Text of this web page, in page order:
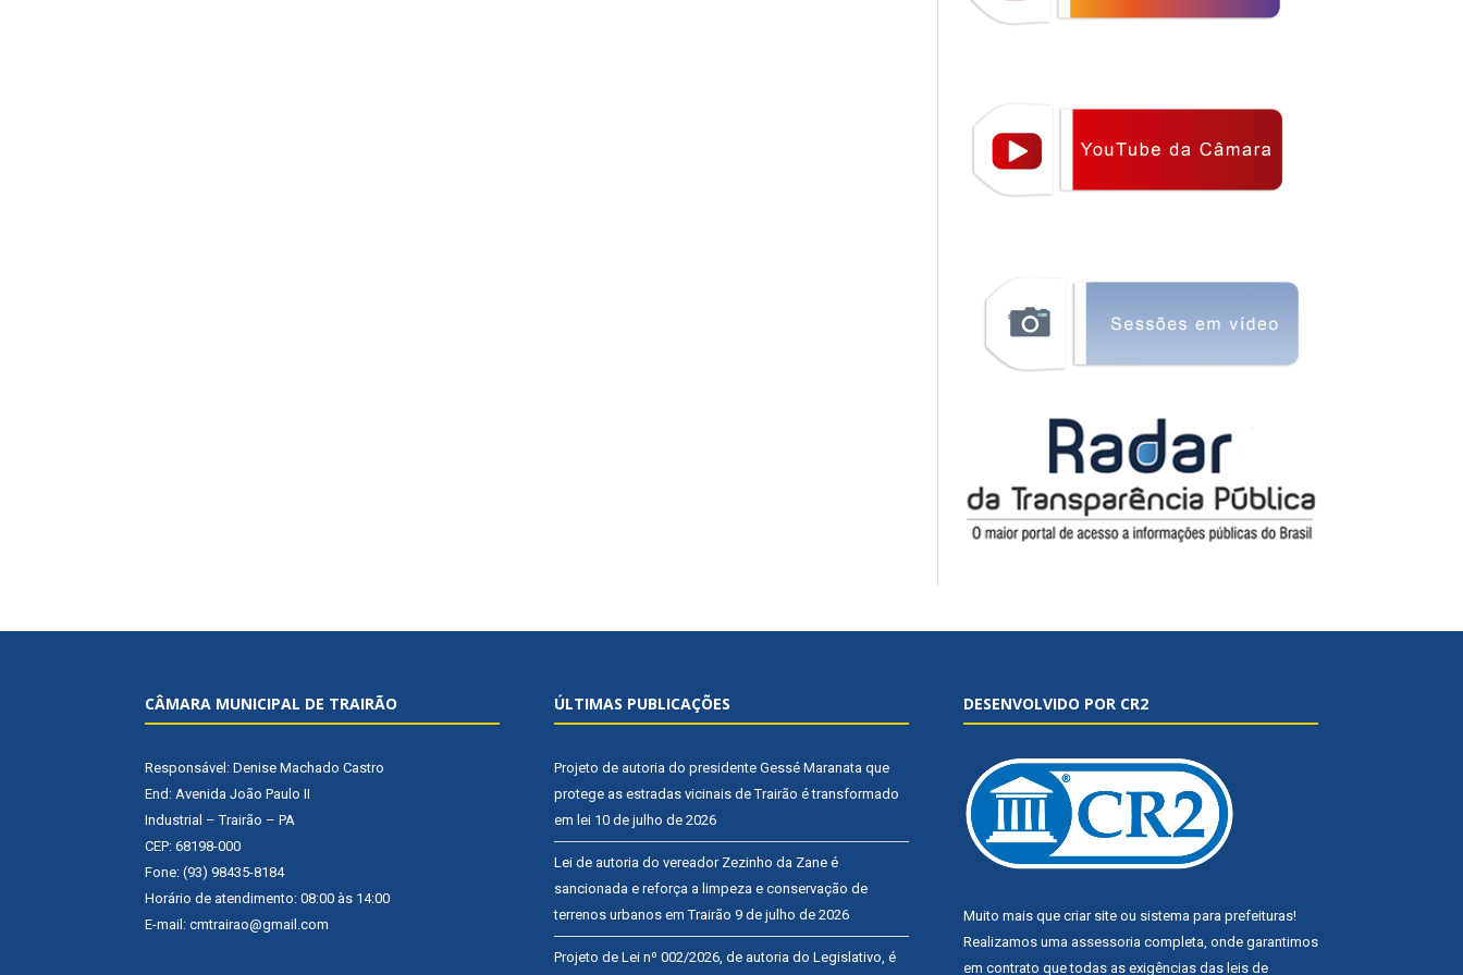
CÂMARA MUNICIPAL DE TRAIRÃO
Responsável: Denise Machado Castro
End: Avenida João Paulo II
Industrial – Trairão – PA
CEP: 68198-000
Fone: (93) 98435-8184
Horário de atendimento: 08:00 às 14:00
E-mail: cmtrairao@gmail.com
ÚLTIMAS PUBLICAÇÕES
Projeto de autoria do presidente Gessé Maranata que
protege as estradas vicinais de Trairão é transformado
em lei 10 de julho de 2026
Lei de autoria do vereador Zezinho da Zane é
sancionada e reforça a limpeza e conservação de
terrenos urbanos em Trairão 9 de julho de 2026
Projeto de Lei nº 002/2026, de autoria do Legislativo, é
DESENVOLVIDO POR CR2
Muito mais que criar site ou sistema para prefeituras!
Realizamos uma assessoria completa, onde garantimos
em contrato que todas as exigências das leis de